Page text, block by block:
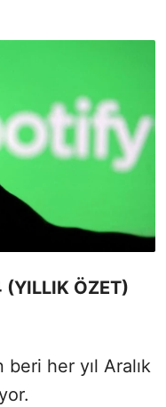
(YILLIK ÖZET)
her yıl Aralık